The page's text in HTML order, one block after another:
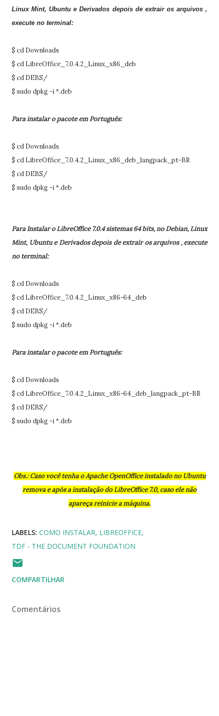
Linux Mint, Ubuntu e Derivados depois de extrair os arquivos ,
execute no terminal:
$ cd Downloads
$ cd LibreOffice_7.0.4.2_Linux_x86_deb
$ cd DEBS/
$ sudo dpkg -i *.deb
Para instalar o pacote em Português:
$ cd Downloads
$ cd LibreOffice_7.0.4.2_Linux_x86_deb_langpack_pt-BR
$ cd DEBS/
$ sudo dpkg -i *.deb
Para Instalar o LibreOffice 7.0.4 sistemas 64 bits, no Debian, Linux
Mint, Ubuntu e Derivados depois de extrair os arquivos , execute
no terminal:
$ cd Downloads
$ cd LibreOffice_7.0.4.2_Linux_x86-64_deb
$ cd DEBS/
$ sudo dpkg -i *.deb
Para instalar o pacote em Português:
$ cd Downloads
$ cd LibreOffice_7.0.4.2_Linux_x86-64_deb_langpack_pt-BR
$ cd DEBS/
$ sudo dpkg -i *.deb
Obs.: Caso você tenha o Apache OpenOffice instalado no Ubuntu
remova e após a instalação do LibreOffice 7.0, caso ele não
apareça reinicie a máquina.
LABELS: COMO INSTALAR LIBREOFFICE
TDF - THE DOCUMENT FOUNDATION
COMPARTILHAR
Comentários